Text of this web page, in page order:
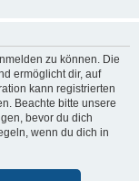
zu können. Die
ermöglicht dir, auf
kann registrierten
Beachte bitte unsere
bevor du dich
wenn du dich in